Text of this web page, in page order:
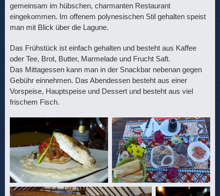
gemeinsam im hübschen, charmanten Restaurant
eingekommen. Im offenem polynesischen Stil gehalten speist
man mit Blick über die Lagune.
Das Frühstück ist einfach gehalten und besteht aus Kaffee
oder Tee, Brot, Butter, Marmelade und Frucht Saft.
Das Mittagessen kann man in der Snackbar nebenan gegen
Gebühr einnehmen. Das Abendessen besteht aus einer
Vorspeise, Hauptspeise und Dessert und besteht aus viel
frischem Fisch.